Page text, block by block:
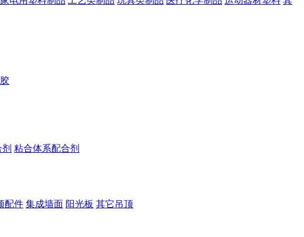
粘合体系配合剂
配件 集成墙面 阳光板 其它吊顶